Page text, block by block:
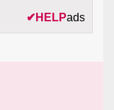
✔ HELPads